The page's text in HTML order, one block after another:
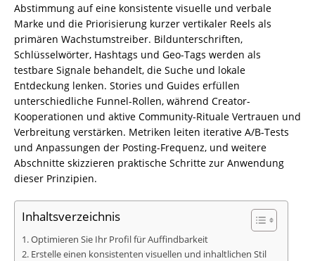
Abstimmung auf eine konsistente visuelle und verbale
Marke und die Priorisierung kurzer vertikaler Reels als
primären Wachstumstreiber. Bildunterschriften,
Schlüsselwörter, Hashtags und Geo-Tags werden als
testbare Signale behandelt, die Suche und lokale
Entdeckung lenken. Stories und Guides erfüllen
unterschiedliche Funnel-Rollen, während Creator-
Kooperationen und aktive Community-Rituale Vertrauen und
Verbreitung verstärken. Metriken leiten iterative A/B-Tests
und Anpassungen der Posting-Frequenz, und weitere
Abschnitte skizzieren praktische Schritte zur Anwendung
dieser Prinzipien.
Inhaltsverzeichnis
Optimieren Sie Ihr Profil für Auffindbarkeit
Erstelle einen konsistenten visuellen und inhaltlichen Stil